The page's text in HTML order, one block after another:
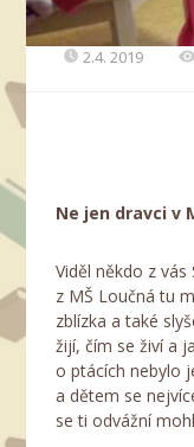
2.4. 2019
Ne jen dravci v
Viděl někdo z vás
z MŠ Loučná tu
zblízka a také
žijí, čím se živí a
o ptácích nebylo
a dětem se
se ti odvážní